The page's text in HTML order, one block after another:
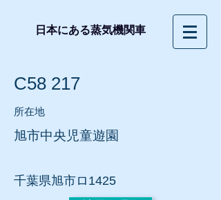
日本にある蒸気機関車
C58 217
所在地
旭市中央児童遊園
​千葉県旭市ロ1425